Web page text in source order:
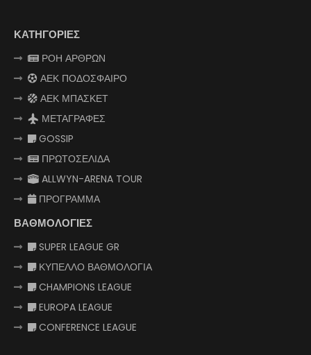
ΚΑΤΗΓΟΡΙΕΣ
ΡΟΗ ΑΡΘΡΩΝ
ΑΕΚ ΠΟΔΟΣΦΑΙΡΟ
ΑΕΚ ΜΠΑΣΚΕΤ
ΜΕΤΑΓΡΑΦΕΣ
GOSSIP
ΠΡΩΤΟΣΕΛΙΔΑ
ALLWYN-ARENA TOUR
ΠΡΟΓΡΑΜΜΑ
ΒΑΘΜΟΛΟΓΙΕΣ
SUPER LEAGUE GR
ΚΥΠΕΛΛΟ ΒΑΘΜΟΛΟΓΙΑ
CHAMPIONS LEAGUE
EUROPA LEAGUE
CONFERENCE LEAGUE